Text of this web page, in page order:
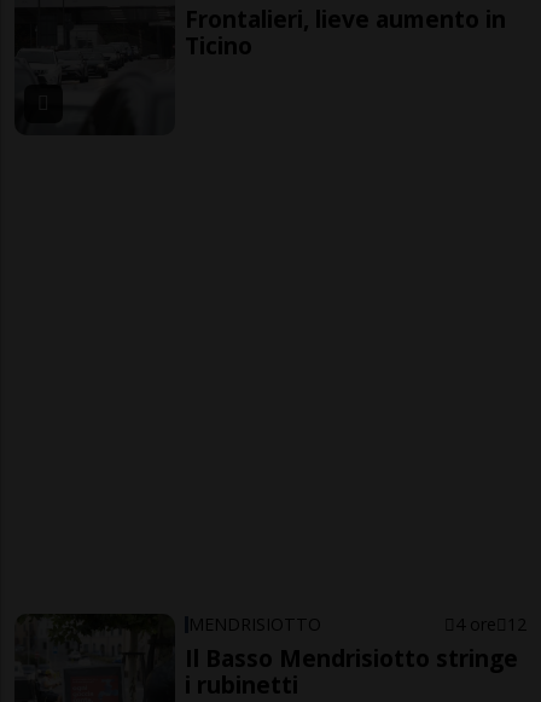
Frontalieri, lieve aumento in
Ticino
MENDRISIOTTO 4 ore 12
Il Basso Mendrisiotto stringe
i rubinetti